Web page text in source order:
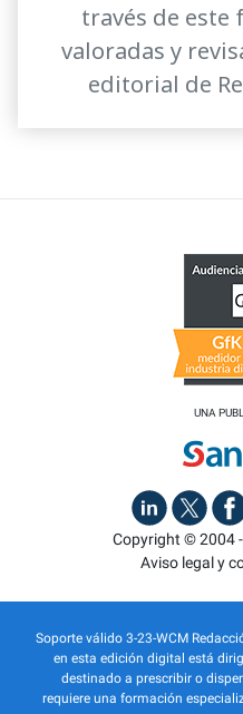
través de
valoradas y
editorial de
UNA
Copyright © 2004
Aviso legal y
Soporte válido 3-23-WCM
en esta edición digital está
destinado a prescribir o
requiere una formación